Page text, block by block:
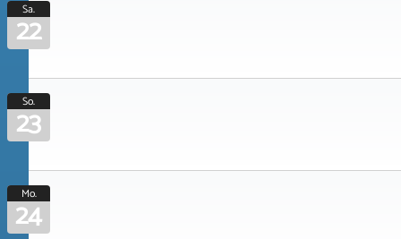
Sa.
22
So.
23
Mo.
24